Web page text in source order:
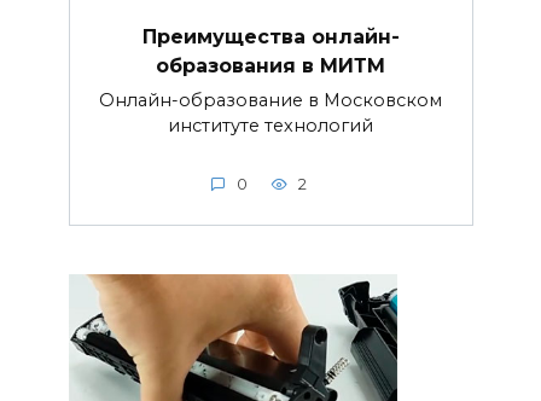
Преимущества онлайн-
образования в МИТМ
Онлайн-образование в Московском
институте технологий
0 2